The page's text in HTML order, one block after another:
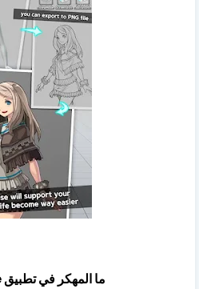
ما المهكر في تطبيق Easy Pose